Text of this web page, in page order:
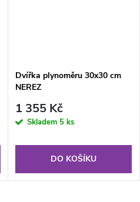
Dvířka plynoměru 30x30 cm
NEREZ
1 355 Kč
Skladem 5 ks
DO KOŠÍKU